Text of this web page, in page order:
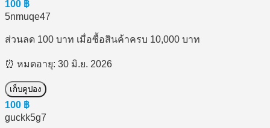
100 ฿
5nmuqe47
ส่วนลด 100 บาท เมื่อซื้อสินค้าครบ 10,000 บาท
⏰ หมดอายุ: 30 มิ.ย. 2026
เก็บคูปอง
100 ฿
guckk5g7